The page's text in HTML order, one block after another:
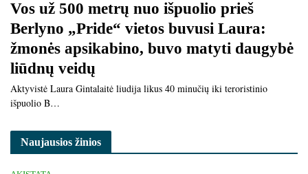
Vos už 500 metrų nuo išpuolio prieš
Berlyno „Pride“ vietos buvusi Laura:
žmonės apsikabino, buvo matyti daugybė
liūdnų veidų
Aktyvistė Laura Gintalaitė liudija likus 40 minučių iki teroristinio
išpuolio B…
Naujausios žinios